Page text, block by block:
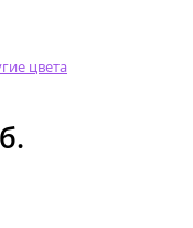
цвета